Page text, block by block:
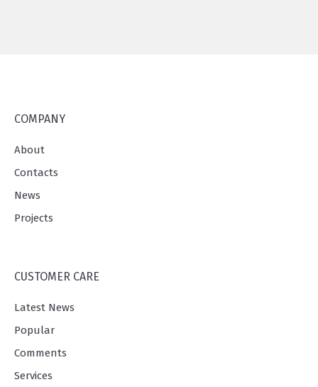
COMPANY
About
Contacts
News
Projects
CUSTOMER CARE
Latest News
Popular
Comments
Services